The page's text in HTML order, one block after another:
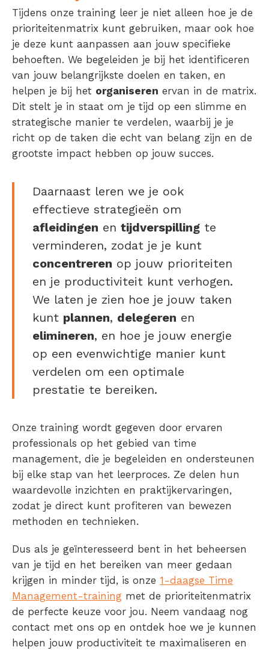
Tijdens onze training leer je niet alleen hoe je de
prioriteitenmatrix kunt gebruiken, maar ook hoe
je deze kunt aanpassen aan jouw specifieke
behoeften. We begeleiden je bij het identificeren
van jouw belangrijkste doelen en taken, en
helpen je bij het organiseren ervan in de matrix.
Dit stelt je in staat om je tijd op een slimme en
strategische manier te verdelen, waarbij je je
richt op de taken die echt van belang zijn en de
grootste impact hebben op jouw succes.
Daarnaast leren we je ook
effectieve strategieën om
afleidingen en tijdverspilling te
verminderen, zodat je je kunt
concentreren op jouw prioriteiten
en je productiviteit kunt verhogen.
We laten je zien hoe je jouw taken
kunt plannen, delegeren en
elimineren, en hoe je jouw energie
op een evenwichtige manier kunt
verdelen om een optimale
prestatie te bereiken.
Onze training wordt gegeven door ervaren
professionals op het gebied van time
management, die je begeleiden en ondersteunen
bij elke stap van het leerproces. Ze delen hun
waardevolle inzichten en praktijkervaringen,
zodat je direct kunt profiteren van bewezen
methoden en technieken.
Dus als je geïnteresseerd bent in het beheersen
van je tijd en het bereiken van meer gedaan
krijgen in minder tijd, is onze 1-daagse Time
Management-training met de prioriteitenmatrix
de perfecte keuze voor jou. Neem vandaag nog
contact met ons op en ontdek hoe we je kunnen
helpen jouw productiviteit te maximaliseren en